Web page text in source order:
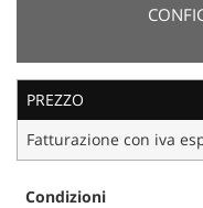
PREZZO
Fatturazione con iva
Condizioni